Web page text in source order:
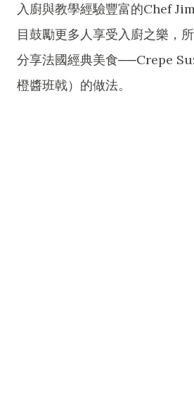
入廚與教學經驗豐富的Chef
目鼓勵更多人享受入廚之樂，
分享法國經典美食──Crepe
橙醬班戟）的做法。